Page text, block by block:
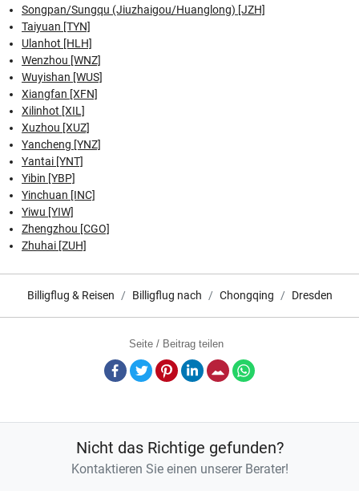
Songpan/Sungqu (Jiuzhaigou/Huanglong) [JZH]
Taiyuan [TYN]
Ulanhot [HLH]
Wenzhou [WNZ]
Wuyishan [WUS]
Xiangfan [XFN]
Xilinhot [XIL]
Xuzhou [XUZ]
Yancheng [YNZ]
Yantai [YNT]
Yibin [YBP]
Yinchuan [INC]
Yiwu [YIW]
Zhengzhou [CGO]
Zhuhai [ZUH]
Billigflug & Reisen Billigflug nach Chongqing Dresden
Seite / Beitrag teilen
Facebook
TwitterPinterestLinkedInE-Mail
Nicht das Richtige gefunden?
Kontaktieren Sie einen unserer Berater!